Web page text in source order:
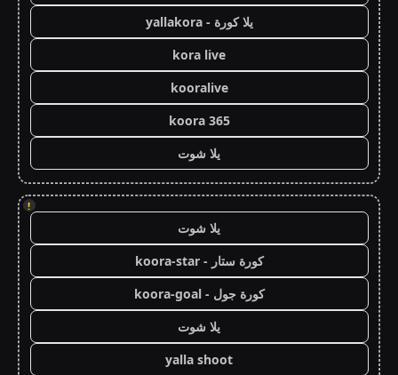
يلا كورة - yallakora
kora live
kooralive
koora 365
يلا شوت
!
يلا شوت
كورة ستار - koora-star
كورة جول - koora-goal
يلا شوت
yalla shoot